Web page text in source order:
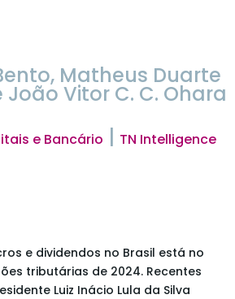
Matheus Duarte
João Vitor C. C. Ohara
e Bancário | TN Intelligence
e dividendos no Brasil está no
tributárias de 2024. Recentes
Luiz Inácio Lula da Silva